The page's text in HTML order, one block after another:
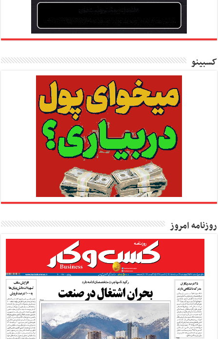
کسبینو
روزنامه امروز